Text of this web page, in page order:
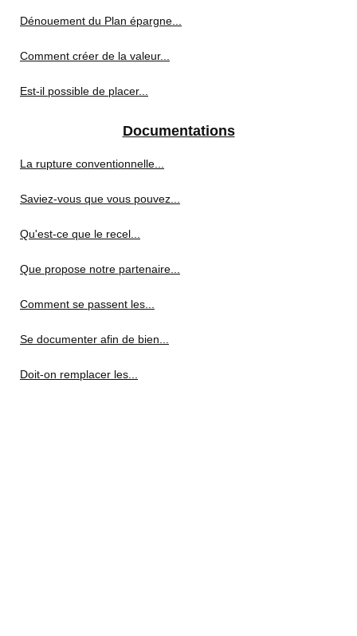
Dénouement du Plan épargne...
Comment créer de la valeur...
Est-il possible de placer...
Documentations
La rupture conventionnelle...
Saviez-vous que vous pouvez...
Qu'est-ce que le recel...
Que propose notre partenaire...
Comment se passent les...
Se documenter afin de bien...
Doit-on remplacer les...